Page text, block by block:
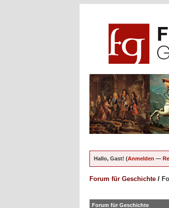
Hallo, Gast! (Anmelden —
Forum für Geschichte /
Forum für Geschichte